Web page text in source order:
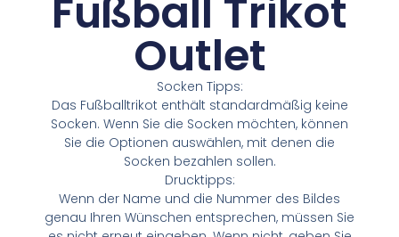
Fußball Trikot
Outlet
Socken Tipps:
Das Fußballtrikot enthält standardmäßig keine
Socken. Wenn Sie die Socken möchten, können
Sie die Optionen auswählen, mit denen die
Socken bezahlen sollen.
Drucktipps:
Wenn der Name und die Nummer des Bildes
genau Ihren Wünschen entsprechen, müssen Sie